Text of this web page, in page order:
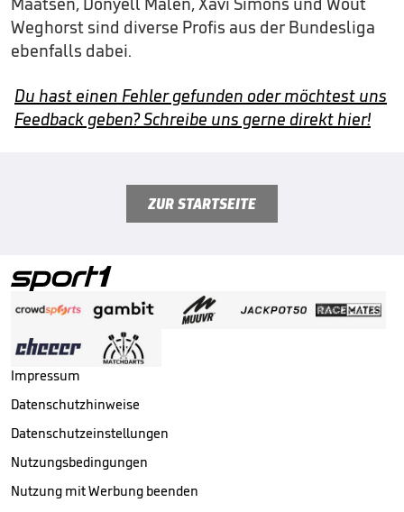
Weghorst sind diverse Profis aus der Bundesliga
ebenfalls dabei.
Du hast einen Fehler gefunden oder möchtest uns
Feedback geben? Schreibe uns gerne direkt hier!
ZUR STARTSEITE
Impressum
Datenschutzhinweise
Datenschutzeinstellungen
Nutzungsbedingungen
Nutzung mit Werbung beenden